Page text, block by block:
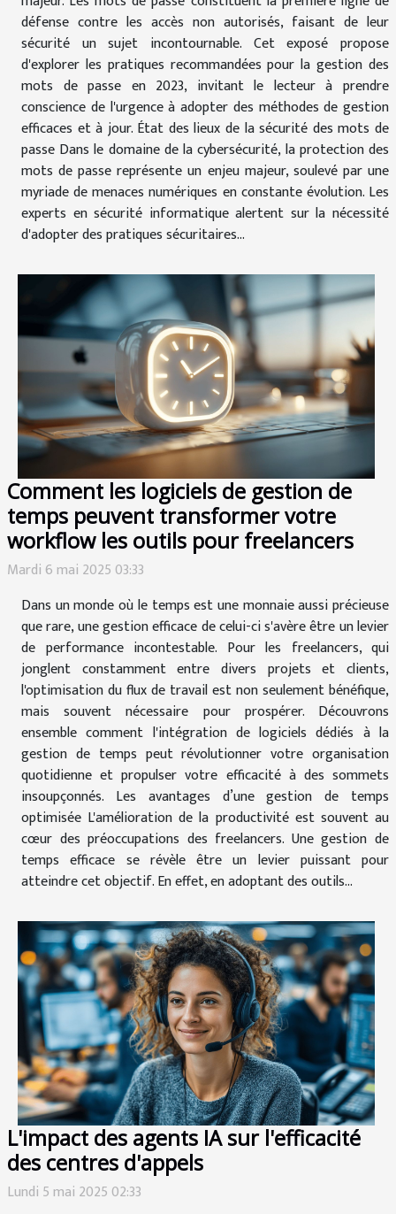
défense contre les accès non autorisés, faisant de leur
sécurité un sujet incontournable. Cet exposé propose
d'explorer les pratiques recommandées pour la gestion des
mots de passe en 2023, invitant le lecteur à prendre
conscience de l'urgence à adopter des méthodes de gestion
efficaces et à jour. État des lieux de la sécurité des mots de
passe Dans le domaine de la cybersécurité, la protection des
mots de passe représente un enjeu majeur, soulevé par une
myriade de menaces numériques en constante évolution. Les
experts en sécurité informatique alertent sur la nécessité
d'adopter des pratiques sécuritaires...
Comment les logiciels de gestion de
temps peuvent transformer votre
workflow les outils pour freelancers
Mardi 6 mai 2025 03:33
Dans un monde où le temps est une monnaie aussi précieuse
que rare, une gestion efficace de celui-ci s'avère être un levier
de performance incontestable. Pour les freelancers, qui
jonglent constamment entre divers projets et clients,
l'optimisation du flux de travail est non seulement bénéfique,
mais souvent nécessaire pour prospérer. Découvrons
ensemble comment l'intégration de logiciels dédiés à la
gestion de temps peut révolutionner votre organisation
quotidienne et propulser votre efficacité à des sommets
insoupçonnés. Les avantages d’une gestion de temps
optimisée L'amélioration de la productivité est souvent au
cœur des préoccupations des freelancers. Une gestion de
temps efficace se révèle être un levier puissant pour
atteindre cet objectif. En effet, en adoptant des outils...
L'impact des agents IA sur l'efficacité
des centres d'appels
Lundi 5 mai 2025 02:33